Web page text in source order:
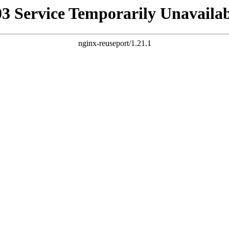
Service Temporarily
nginx-reuseport/1.21.1